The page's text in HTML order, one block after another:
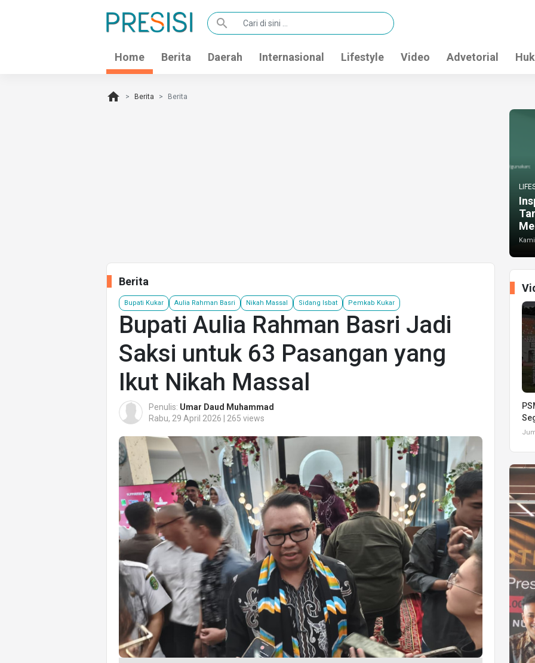
search
Home Berita Daerah Internasional Lifestyle Video Advetorial
home Berita Berita
Berita
Bupati Kukar Aulia Rahman Basri Nikah Massal Sidang Isbat Pemkab Kukar
Bupati Aulia Rahman Basri Jadi
Saksi untuk 63 Pasangan yang
Ikut Nikah Massal
Penulis: Umar Daud Muhammad
Rabu, 29 April 2026 | 265 views